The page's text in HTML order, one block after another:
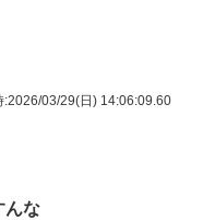
:2026/03/29(日) 14:06:09.60
んな